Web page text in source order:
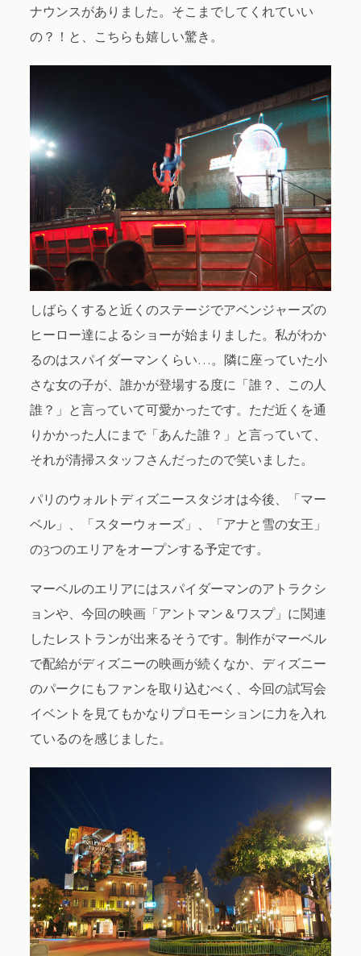
ナウンスがありました。そこまでしてくれていい
の？！と、こちらも嬉しい驚き。
しばらくすると近くのステージでアベンジャーズの
ヒーロー達によるショーが始まりました。私がわか
るのはスパイダーマンくらい…。隣に座っていた小
さな女の子が、誰かが登場する度に「誰？、この人
誰？」と言っていて可愛かったです。ただ近くを通
りかかった人にまで「あんた誰？」と言っていて、
それが清掃スタッフさんだったので笑いました。
パリのウォルトディズニースタジオは今後、「マー
ベル」、「スターウォーズ」、「アナと雪の女王」
の3つのエリアをオープンする予定です。
マーベルのエリアにはスパイダーマンのアトラクシ
ョンや、今回の映画「アントマン＆ワスプ」に関連
したレストランが出来るそうです。制作がマーベル
で配給がディズニーの映画が続くなか、ディズニー
のパークにもファンを取り込むべく、今回の試写会
イベントを見てもかなりプロモーションに力を入れ
ているのを感じました。